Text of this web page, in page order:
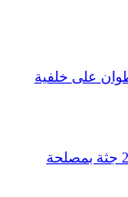
على خلفية
ارتفاع حصيلة ضحايا محاولة اقتحام سبتة إلى 20 جثة بمصلحة